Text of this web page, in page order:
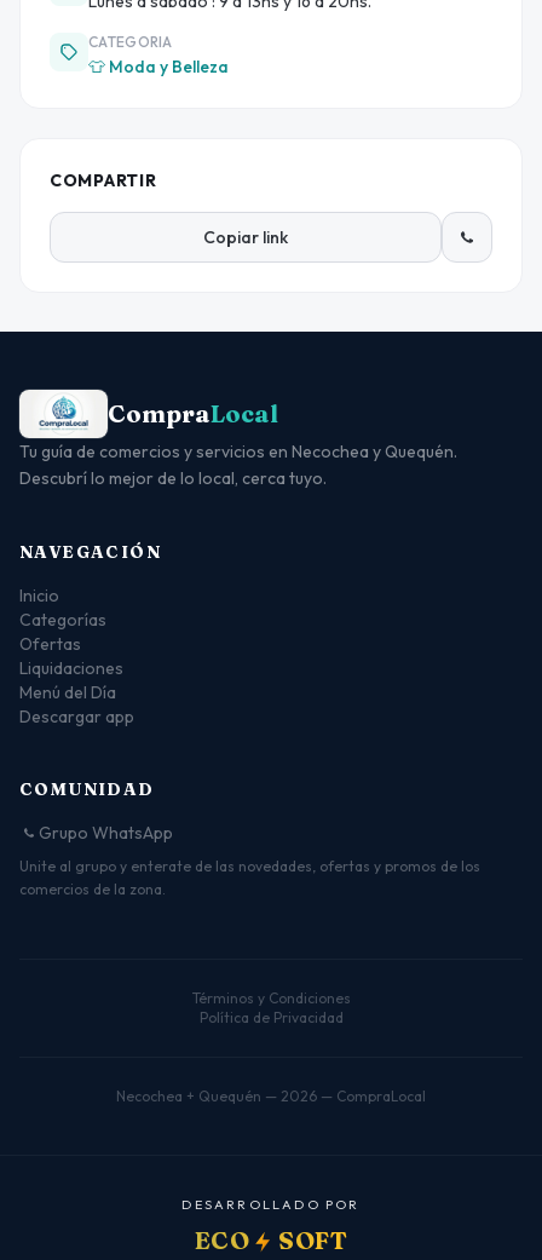
CATEGORIA
👕 Moda y Belleza
COMPARTIR
Copiar link
CompraLocal
Tu guía de comercios y servicios en Necochea y Quequén.
Descubrí lo mejor de lo local, cerca tuyo.
NAVEGACIÓN
Inicio
Categorías
Ofertas
Liquidaciones
Menú del Día
Descargar app
COMUNIDAD
Grupo WhatsApp
Unite al grupo y enterate de las novedades, ofertas y promos de los
comercios de la zona.
Términos y Condiciones
Política de Privacidad
Necochea + Quequén — 2026 — CompraLocal
D ESA R R O L LA D O P O R
ECO SOFT